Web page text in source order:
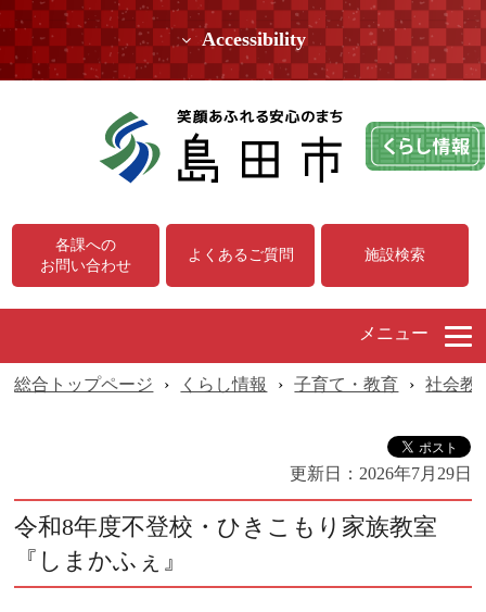
Accessibility
各課への
お問い合わせ
よくあるご質問 施設検索
メニュー
総合トップページ › くらし情報 › 子育て・教育 › 社会教
更新日： 2026年7月29日
令和8年度不登校・ひきこもり家族教室
『しまかふぇ』